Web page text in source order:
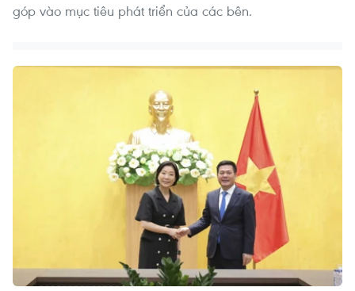
góp vào mục tiêu phát triển của các bên.